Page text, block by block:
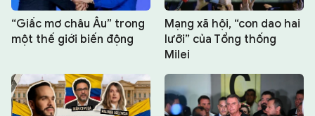
“Giấc mơ châu Âu” trong
một thế giới biến động
Mạng xã hội, “con dao hai
lưỡi” của Tổng thống
Milei